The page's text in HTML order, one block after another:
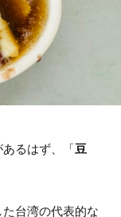
るはず、「豆
台湾の代表的な